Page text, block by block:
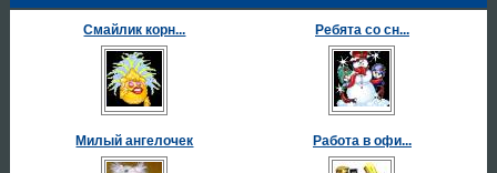
Смайлик корн... Ребята со сн...
Милый ангелочек Работа в офи...